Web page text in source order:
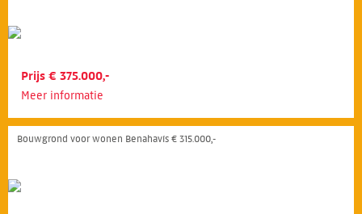
Prijs € 375.000,-
Meer informatie
Bouwgrond voor wonen Benahavís € 315.000,-